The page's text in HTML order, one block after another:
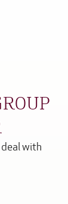
with